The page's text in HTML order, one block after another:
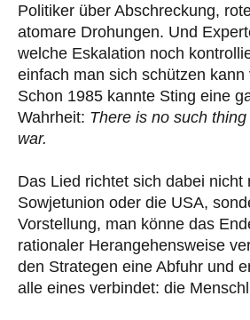
Politiker über Abschreckung,
atomare Drohungen. Und
welche Eskalation noch
einfach man sich schützen kann
Schon 1985 kannte Sting eine
Wahrheit: There is no such
war.
Das Lied richtet sich dabei nicht
Sowjetunion oder die USA,
Vorstellung, man könne das
rationaler Herangehensweise
den Strategen eine Abfuhr und
alle eines verbindet: die